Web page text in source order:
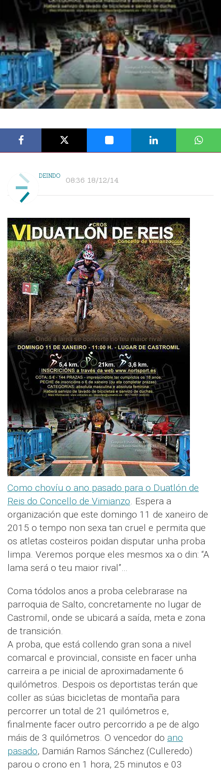
DEINDO 08:36 18/12/14
Como chovíu o ano pasado para o Duatlón de
Reis do Concello de Vimianzo. Espera a
organización que este domingo 11 de xaneiro de
2015 o tempo non sexa tan cruel e permita que
os atletas costeiros poidan disputar unha proba
limpa. Veremos porque eles mesmos xa o din: “A
lama será o teu maior rival”…
Coma tódolos anos a proba celebrarase na
parroquia de Salto, concretamente no lugar de
Castromil, onde se ubicará a saída, meta e zona
de transición.
A proba, que está collendo gran sona a nivel
comarcal e provincial, consiste en facer unha
carreira a pe inicial de aproximadamente 6
quilómetros. Despois os deportistas terán que
coller as súas bicicletas de montaña para
percorrer un total de 21 quilómetros e,
finalmente facer outro percorrido a pe de algo
máis de 3 quilómetros. O vencedor do ano
pasado, Damián Ramos Sánchez (Culleredo)
parou o crono en 1 hora, 25 minutos e 03